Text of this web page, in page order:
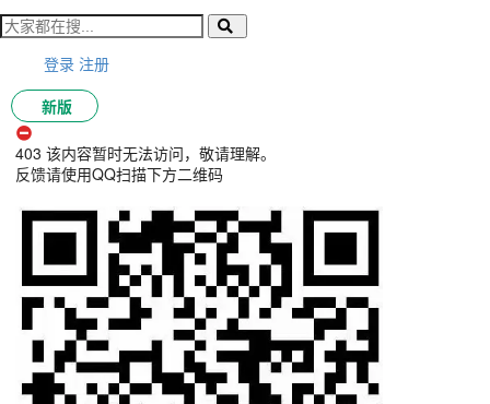
登录 注册
新版
403 该内容暂时无法访问，敬请理解。
反馈请使用QQ扫描下方二维码